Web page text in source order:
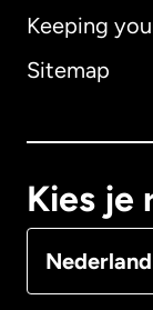
Keeping
Sitemap
Kies je
Nederland